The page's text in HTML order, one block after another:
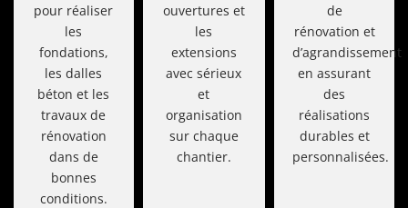
pour réaliser
les
fondations,
les dalles
béton et les
travaux de
rénovation
dans de
bonnes
conditions.
ouvertures et
les
extensions
avec sérieux
et
organisation
sur chaque
chantier.
de
rénovation et
d’agrandissement
en assurant
des
réalisations
durables et
personnalisées.